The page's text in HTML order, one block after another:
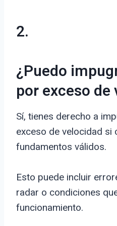
2.
¿Puedo
por exceso de
Sí, tienes derecho a
exceso de velocidad si
fundamentos válidos.
Esto puede incluir
radar o condiciones
funcionamiento.